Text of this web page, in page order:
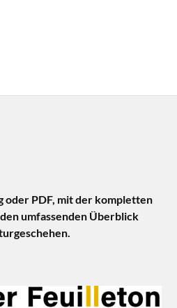
oder PDF, mit der kompletten
umfassenden Überblick